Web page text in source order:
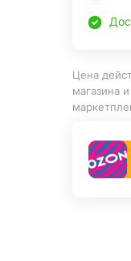
Цена
магазина